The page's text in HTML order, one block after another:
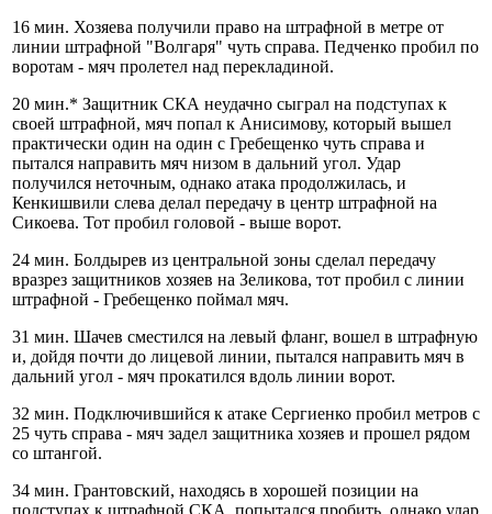
16 мин. Хозяева получили право на штрафной в метре от
линии штрафной "Волгаря" чуть справа. Педченко пробил по
воротам - мяч пролетел над перекладиной.
20 мин.* Защитник СКА неудачно сыграл на подступах к
своей штрафной, мяч попал к Анисимову, который вышел
практически один на один с Гребещенко чуть справа и
пытался направить мяч низом в дальний угол. Удар
получился неточным, однако атака продолжилась, и
Кенкишвили слева делал передачу в центр штрафной на
Сикоева. Тот пробил головой - выше ворот.
24 мин. Болдырев из центральной зоны сделал передачу
вразрез защитников хозяев на Зеликова, тот пробил с линии
штрафной - Гребещенко поймал мяч.
31 мин. Шачев сместился на левый фланг, вошел в штрафную
и, дойдя почти до лицевой линии, пытался направить мяч в
дальний угол - мяч прокатился вдоль линии ворот.
32 мин. Подключившийся к атаке Сергиенко пробил метров с
25 чуть справа - мяч задел защитника хозяев и прошел рядом
со штангой.
34 мин. Грантовский, находясь в хорошей позиции на
подступах к штрафной СКА, попытался пробить, однако удар